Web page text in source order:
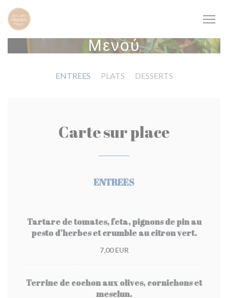
Πίνακας διαχείρισης "Μπισκότων" (Cookies)
Μενού
ENTREES PLATS DESSERTS
Carte sur place
ENTREES
Tartare de tomates, feta, pignons de pin au
pesto d’herbes et crumble au citron vert.
7,00 EUR
Terrine de cochon aux olives, cornichons et
mesclun.